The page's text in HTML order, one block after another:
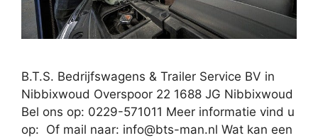
B.T.S. Bedrijfswagens & Trailer Service BV in
Nibbixwoud Overspoor 22 1688 JG Nibbixwoud
Bel ons op: 0229-571011 Meer informatie vind u
op: Of mail naar: info@bts-man.nl Wat kan een